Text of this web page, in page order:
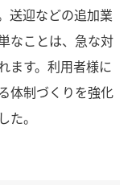
送迎などの追加業
なことは、急な対
ます。利用者様に
体制づくりを強化
た。